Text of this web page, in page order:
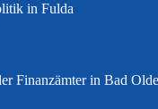
in Fulda
Finanzämter in Bad